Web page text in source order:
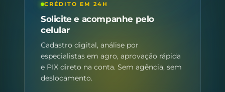
CRÉDITO EM 24H
Solicite e acompanhe pelo
celular
Cadastro digital, análise por
especialistas em agro, aprovação rápida
e PIX direto na conta. Sem agência, sem
deslocamento.